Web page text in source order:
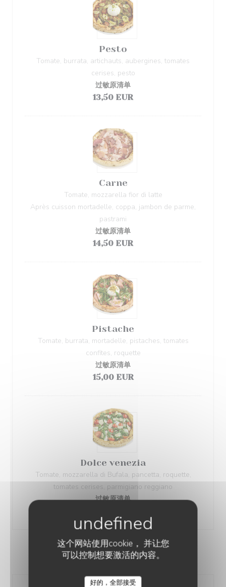
这个网站使用cookie， 并让您
可以控制想要激活的内容。
好的，全部接受
Pesto
Tomate, burrata, artichauts, aubergines, tomates
cerises, pesto
过敏原清单
13,50 EUR
Carne
Tomate, mozzarella fior di latte
Après cuisson mortadelle, coppa, jambon de parme,
pastrami
过敏原清单
14,50 EUR
Pistache
Tomate, burrata, mortadelle, pistaches, tomates
confites, roquette
过敏原清单
15,00 EUR
Dolce venezia
Tomate, mozzarella di Bufala, pancetta, roquette,
tomates cerises, parmigiano reggiano
过敏原清单
PIZZAS BLANCHES